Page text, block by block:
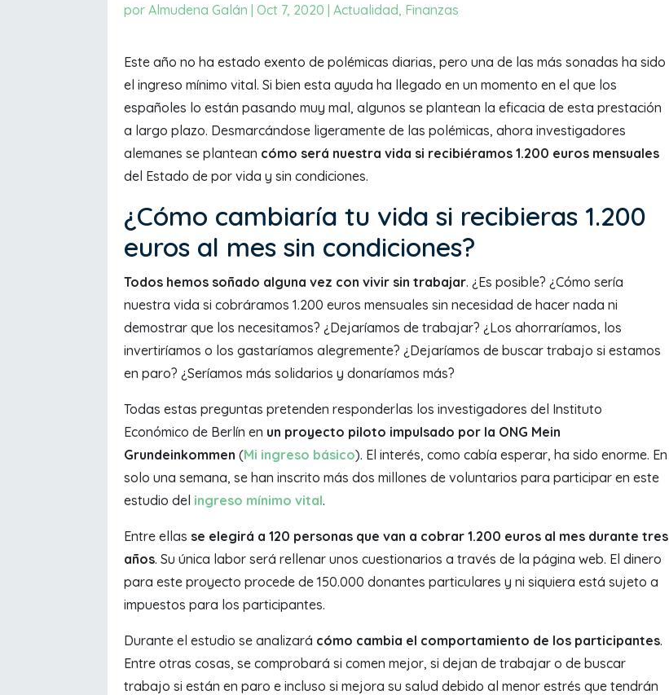
por Almudena Galán | Oct 7, 2020 | Actualidad Finanzas
Este año no ha estado exento de polémicas diarias, pero una de las más sonadas ha sido
el ingreso mínimo vital. Si bien esta ayuda ha llegado en un momento en el que los
españoles lo están pasando muy mal, algunos se plantean la eficacia de esta prestación
a largo plazo. Desmarcándose ligeramente de las polémicas, ahora investigadores
alemanes se plantean cómo será nuestra vida si recibiéramos 1.200 euros mensuales
del Estado de por vida y sin condiciones.
¿Cómo cambiaría tu vida si recibieras 1.200
euros al mes sin condiciones?
Todos hemos soñado alguna vez con vivir sin trabajar. ¿Es posible? ¿Cómo sería
nuestra vida si cobráramos 1.200 euros mensuales sin necesidad de hacer nada ni
demostrar que los necesitamos? ¿Dejaríamos de trabajar? ¿Los ahorraríamos, los
invertiríamos o los gastaríamos alegremente? ¿Dejaríamos de buscar trabajo si estamos
en paro? ¿Seríamos más solidarios y donaríamos más?
Todas estas preguntas pretenden responderlas los investigadores del Instituto
Económico de Berlín en un proyecto piloto impulsado por la ONG Mein
Grundeinkommen (Mi ingreso básico). El interés, como cabía esperar, ha sido enorme. En
solo una semana, se han inscrito más dos millones de voluntarios para participar en este
estudio del ingreso mínimo vital.
Entre ellas se elegirá a 120 personas que van a cobrar 1.200 euros al mes durante tres
años. Su única labor será rellenar unos cuestionarios a través de la página web. El dinero
para este proyecto procede de 150.000 donantes particulares y ni siquiera está sujeto a
impuestos para los participantes.
Durante el estudio se analizará cómo cambia el comportamiento de los participantes.
Entre otras cosas, se comprobará si comen mejor, si dejan de trabajar o de buscar
trabajo si están en paro e incluso si mejora su salud debido al menor estrés que tendrán